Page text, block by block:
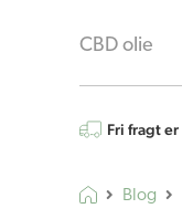
CBD olie
Fri fragt er
Blog